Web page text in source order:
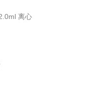
离心